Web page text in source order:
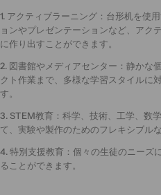
1. アクティブラーニング：台形机を使
ョンやプレゼンテーションなど、アク
に作り出すことができます。
2. 図書館やメディアセンター：静かな
クト作業まで、多様な学習スタイルに
す。
3. STEM教育：科学、技術、工学、数
て、実験や製作のためのフレキシブル
4. 特別支援教育：個々の生徒のニーズ
ることができます。